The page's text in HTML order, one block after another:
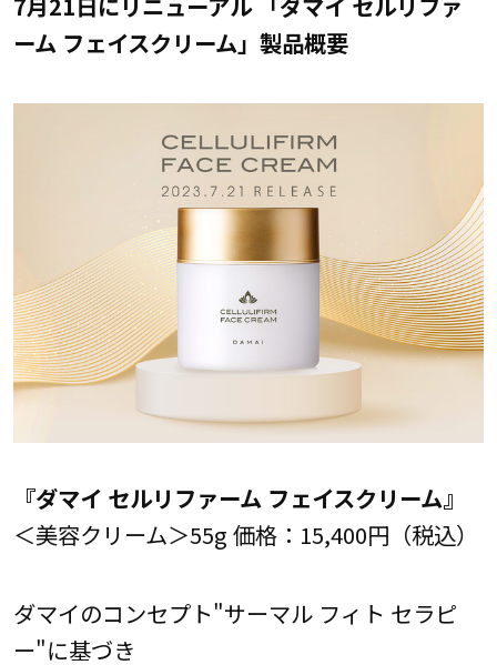
ーム フェイスクリーム」製品概要
『ダマイ セルリファーム フェイスクリーム』
＜美容クリーム＞55g 価格：15,400円（税込）
ダマイのコンセプト"サーマル フィト セラピ
ー"に基づき